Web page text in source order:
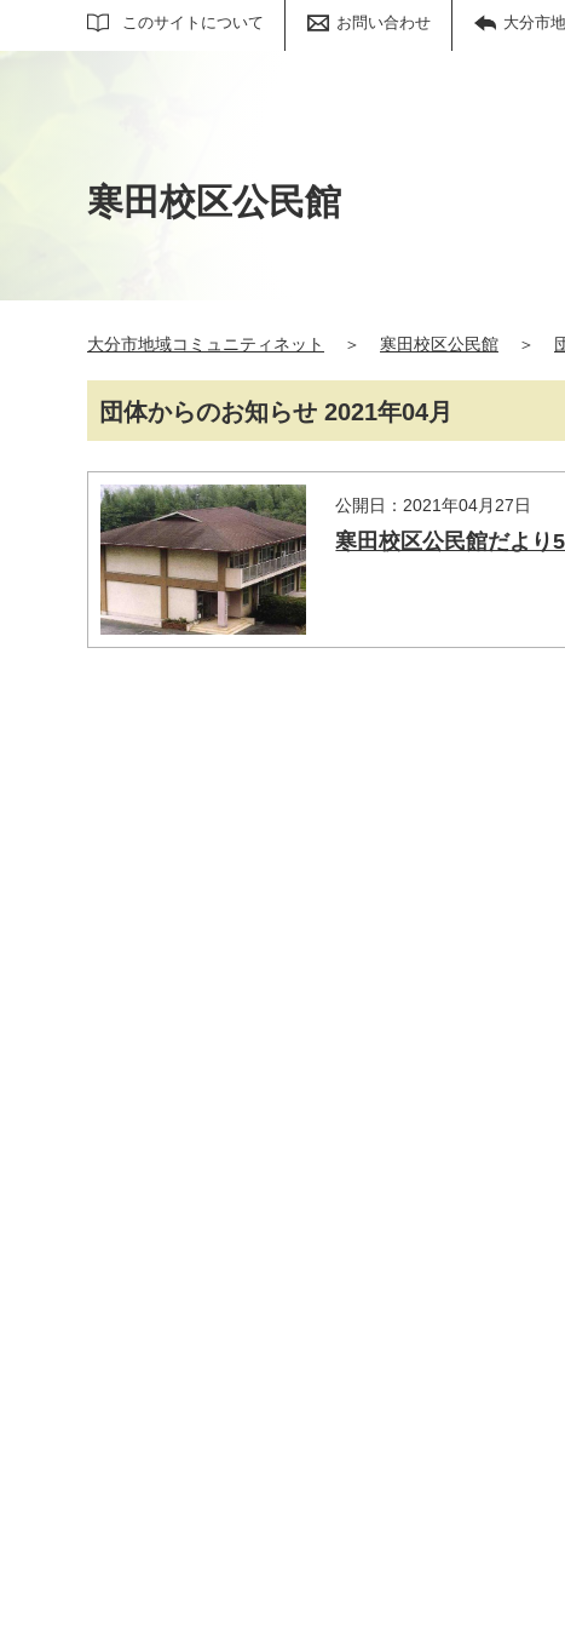
このサイトについて お問い合わせ 大分市
サイト内検索
寒田校区公民館
大分市地域コミュニティネット ＞ 寒田校区公民館 ＞
団体からのお知らせ 2021年04月
公開日：2021年04月27日
寒田校区公民館だより